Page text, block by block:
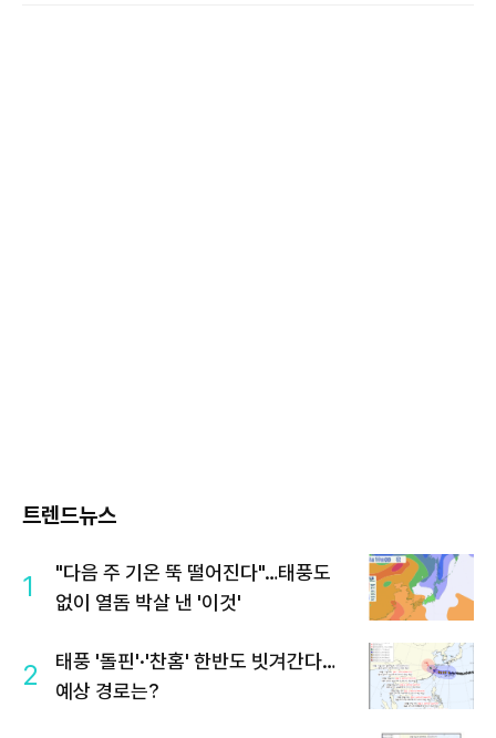
트렌드뉴스
1
"다음 주 기온 뚝 떨어진다"…태풍도
없이 열돔 박살 낸 '이것'
2
태풍 '돌핀'·'찬홈' 한반도 빗겨간다…
예상 경로는?